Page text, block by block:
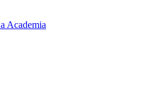
Academia